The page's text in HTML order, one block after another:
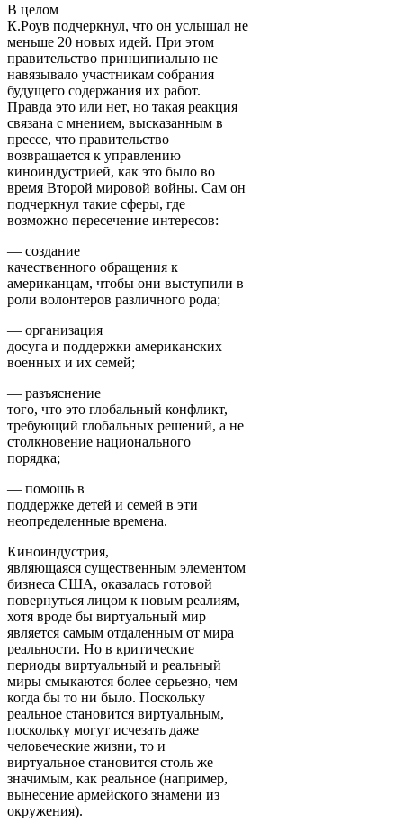
В целом
К.Роув подчеркнул, что он услышал не
меньше 20 новых идей. При этом
правительство принципиально не
навязывало участникам собрания
будущего содержания их работ.
Правда это или нет, но такая реакция
связана с мнением, высказанным в
прессе, что правительство
возвращается к управлению
киноиндустрией, как это было во
время Второй мировой войны. Сам он
подчеркнул такие сферы, где
возможно пересечение интересов:
— создание
качественного обращения к
американцам, чтобы они выступили в
роли волонтеров различного рода;
— организация
досуга и поддержки американских
военных и их семей;
— разъяснение
того, что это глобальный конфликт,
требующий глобальных решений, а не
столкновение национального
порядка;
— помощь в
поддержке детей и семей в эти
неопределенные времена.
Киноиндустрия,
являющаяся существенным элементом
бизнеса США, оказалась готовой
повернуться лицом к новым реалиям,
хотя вроде бы виртуальный мир
является самым отдаленным от мира
реальности. Но в критические
периоды виртуальный и реальный
миры смыкаются более серьезно, чем
когда бы то ни было. Поскольку
реальное становится виртуальным,
поскольку могут исчезать даже
человеческие жизни, то и
виртуальное становится столь же
значимым, как реальное (например,
вынесение армейского знамени из
окружения).